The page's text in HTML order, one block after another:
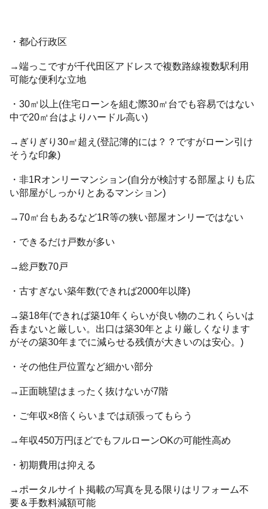
・都心行政区
→端っこですが千代田区アドレスで複数路線複数駅利用
可能な便利な立地
・30㎡以上(住宅ローンを組む際30㎡台でも容易ではない
中で20㎡台はよりハードル高い)
→ぎりぎり30㎡超え(登記簿的には？？ですがローン引け
そうな印象)
・非1Rオンリーマンション(自分が検討する部屋よりも広
い部屋がしっかりとあるマンション)
→70㎡台もあるなど1R等の狭い部屋オンリーではない
・できるだけ戸数が多い
→総戸数70戸
・古すぎない築年数(できれば2000年以降)
→築18年(できれば築10年くらいが良い物のこれくらいは
呑まないと厳しい。出口は築30年とより厳しくなります
がその築30年までに減らせる残債が大きいのは安心。)
・その他住戸位置など細かい部分
→正面眺望はまったく抜けないが7階
・ご年収×8倍くらいまでは頑張ってもらう
→年収450万円ほどでもフルローンOKの可能性高め
・初期費用は抑える
→ポータルサイト掲載の写真を見る限りはリフォーム不
要＆手数料減額可能